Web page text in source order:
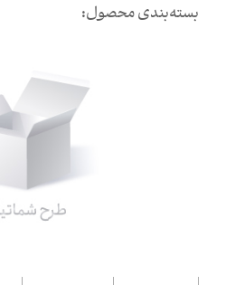
بسته‌بندی محصول: